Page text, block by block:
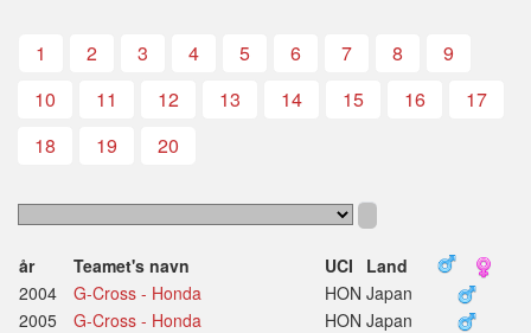
1 2 3 4 5 6 7 8
9
10
11 12 13 14 15 16
17
18
19 20
år Teamet's navn UCI
Land
2004
G-Cross - Honda HON Japan
2005
G-Cross - Honda HON Japan